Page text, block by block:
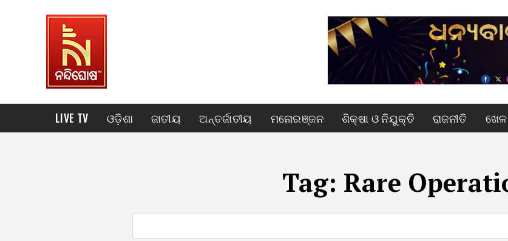
LIVE TV ଓଡ଼ିଶା ଜାତୀୟ ଅନ୍ତର୍ଜାତୀୟ ମନୋରଞ୍ଜନ ଶିକ୍ଷା ଓ ନିଯୁକ୍ତି ରାଜନୀତି ଖେଳ
Tag: Rare